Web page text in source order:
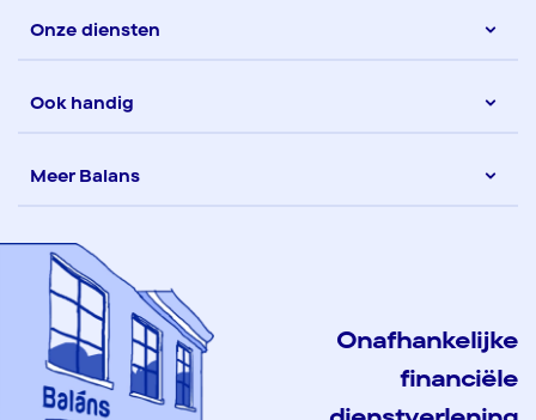
Onze diensten
Ook handig
Meer Balans
Onafhankelijke
financiële